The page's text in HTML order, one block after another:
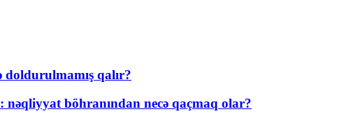
qalır?
nəqliyyat böhranından necə qaçmaq olar?